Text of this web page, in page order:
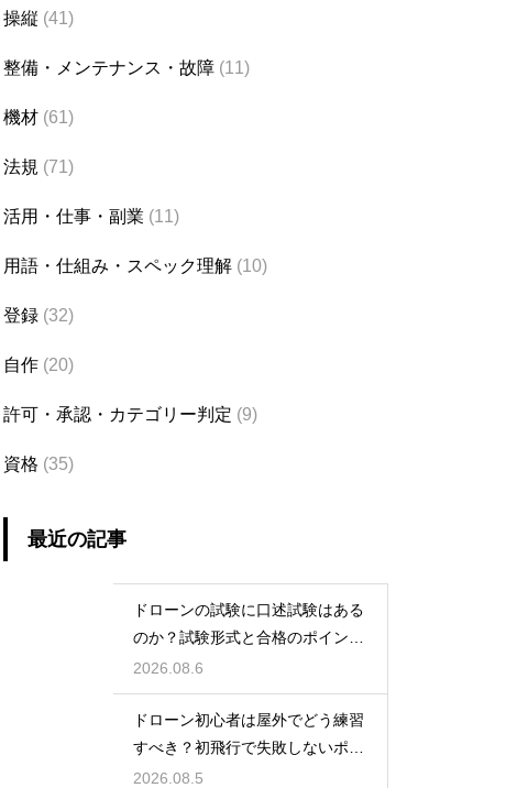
操縦 (41)
整備・メンテナンス・故障 (11)
機材 (61)
法規 (71)
活用・仕事・副業 (11)
用語・仕組み・スペック理解 (10)
登録 (32)
自作 (20)
許可・承認・カテゴリー判定 (9)
資格 (35)
最近の記事
ドローンの試験に口述試験はある
のか？試験形式と合格のポイント
を解説
2026.08.6
ドローン初心者は屋外でどう練習
すべき？初飛行で失敗しないポイ
ント
2026.08.5